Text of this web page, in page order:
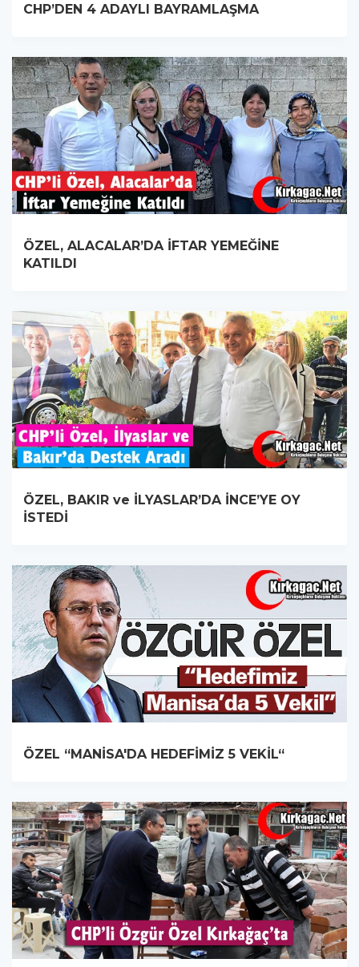
CHP’DEN 4 ADAYLI BAYRAMLAŞMA
ÖZEL, ALACALAR’DA İFTAR YEMEĞİNE
KATILDI
ÖZEL, BAKIR ve İLYASLAR’DA İNCE’YE OY
İSTEDİ
ÖZEL “MANİSA'DA HEDEFİMİZ 5 VEKİL“